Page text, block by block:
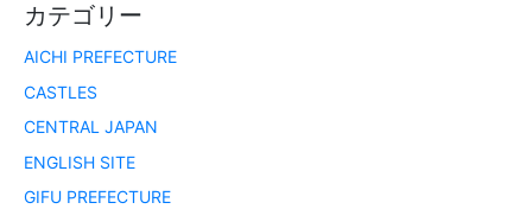
カテゴリー
AICHI PREFECTURE
CASTLES
CENTRAL JAPAN
ENGLISH SITE
GIFU PREFECTURE